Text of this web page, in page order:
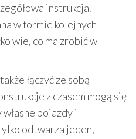
instrukcja.
w formie kolejnych
wie, co ma zrobić w
łączyć ze sobą
z czasem mogą się
pojazdy i
odtwarza jeden,